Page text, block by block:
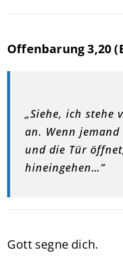
Offenbarung 3,20
„Siehe, ich stehe
an. Wenn
und die Tür
hineingehen…“
Gott segne dich.